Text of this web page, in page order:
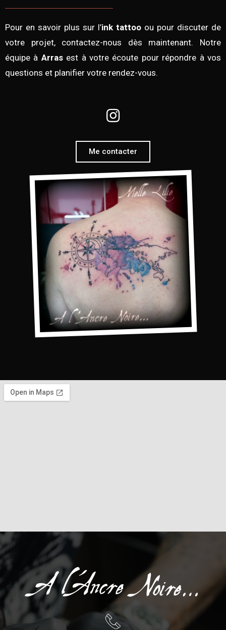
Pour en savoir plus sur l’ink tattoo ou pour discuter de
votre projet, contactez-nous dès maintenant. Notre
équipe à Arrasest à votre écoute pour répondre à vos
questions et planifier votre rendez-vous.
Me contacter